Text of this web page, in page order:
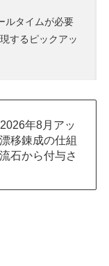
ルタイムが必要
するピックアッ
年8月アッ
移錬成の仕組
石から付与さ